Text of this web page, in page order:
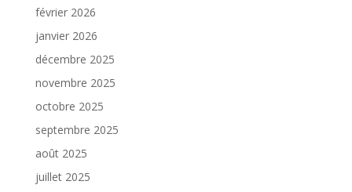
février 2026
janvier 2026
décembre 2025
novembre 2025
octobre 2025
septembre 2025
août 2025
juillet 2025